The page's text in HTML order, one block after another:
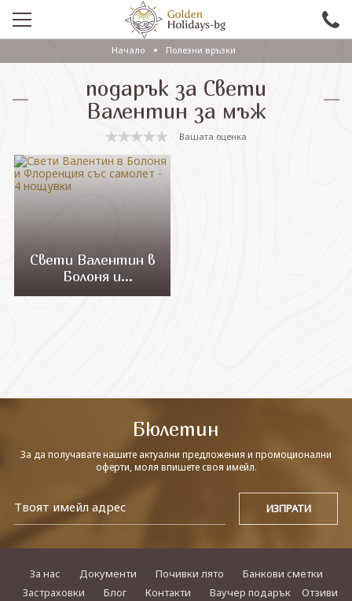
ПРОМО
EКСКУРЗИИ СЪС САМОЛЕТ
ЕКСКУРЗИИ С АВТОБУС
САМОЛЕТНИ ПОЧИВКИ
ПОЧИВКИ С АВТОБУС
ЕКЗОТИКА
Начало Полезни връзки
подарък за Свети
Валентин за мъж
Вашата оценка
Свети Валентин в
Болоня и
Флоренция със
Бюлетин
За да получавате нашите актуални предложения и промоционални
оферти, моля впишете своя имейл.
За нас Документи Почивки лято
Банкови сметки
Застраховки
Блог Контакти Ваучер подарък Отзиви